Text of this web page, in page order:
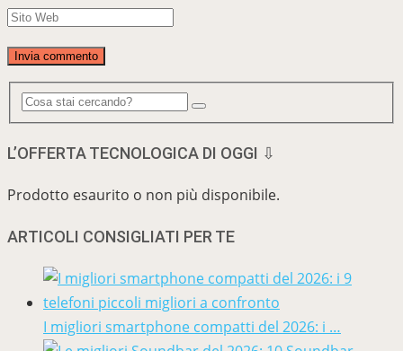
L’OFFERTA TECNOLOGICA DI OGGI ⇩
Prodotto esaurito o non più disponibile.
ARTICOLI CONSIGLIATI PER TE
I migliori smartphone compatti del 2026: i …